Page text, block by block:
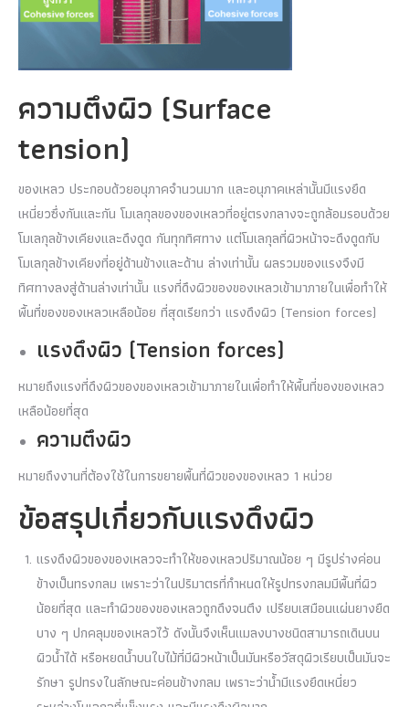
ความตึงผิว (Surface
tension)
ของเหลว ประกอบด้วยอนุภาคจำนวนมาก และอนุภาคเหล่านั้นมีแรงยึด
เหนี่ยวซึ่งกันและกัน โมเลกุลของของเหลวที่อยู่ตรงกลางจะถูกล้อมรอบด้วย
โมเลกุลข้างเคียงและดึงดูด กันทุกทิศทาง แต่โมเลกุลที่ผิวหน้าจะดึงดูดกับ
โมเลกุลข้างเคียงที่อยู่ด้านข้างและด้าน ล่างเท่านั้น ผลรวมของแรงจึงมี
ทิศทางลงสู่ด้านล่างเท่านั้น แรงที่ดึงผิวของของเหลวเข้ามาภายในเพื่อทำให้
พื้นที่ของของเหลวเหลือน้อย ที่สุดเรียกว่า แรงดึงผิว (Tension forces)
แรงดึงผิว (Tension forces)
หมายถึงแรงที่ดึงผิวของของเหลวเข้ามาภายในเพื่อทำให้พื้นที่ของของเหลว
เหลือน้อยที่สุด
ความตึงผิว
หมายถึงงานที่ต้องใช้ในการขยายพื้นที่ผิวของของเหลว 1 หน่วย
ข้อสรุปเกี่ยวกับแรงดึงผิว
แรงดึงผิวของของเหลวจะทำให้ของเหลวปริมาณน้อย ๆ มีรูปร่างค่อน
ข้างเป็นทรงกลม เพราะว่าในปริมาตรที่กำหนดให้รูปทรงกลมมีพื้นที่ผิว
น้อยที่สุด และทำผิวของของเหลวถูกดึงจนตึง เปรียบเสมือนแผ่นยางยืด
บาง ๆ ปกคลุมของเหลวไว้ ดังนั้นจึงเห็นแมลงบางชนิดสามารถเดินบน
ผิวน้ำได้ หรือหยดน้ำบนใบไม้ที่มีผิวหน้าเป็นมันหรือวัสดุผิวเรียบเป็นมันจะ
รักษา รูปทรงในลักษณะค่อนข้างกลม เพราะว่าน้ำมีแรงยึดเหนี่ยว